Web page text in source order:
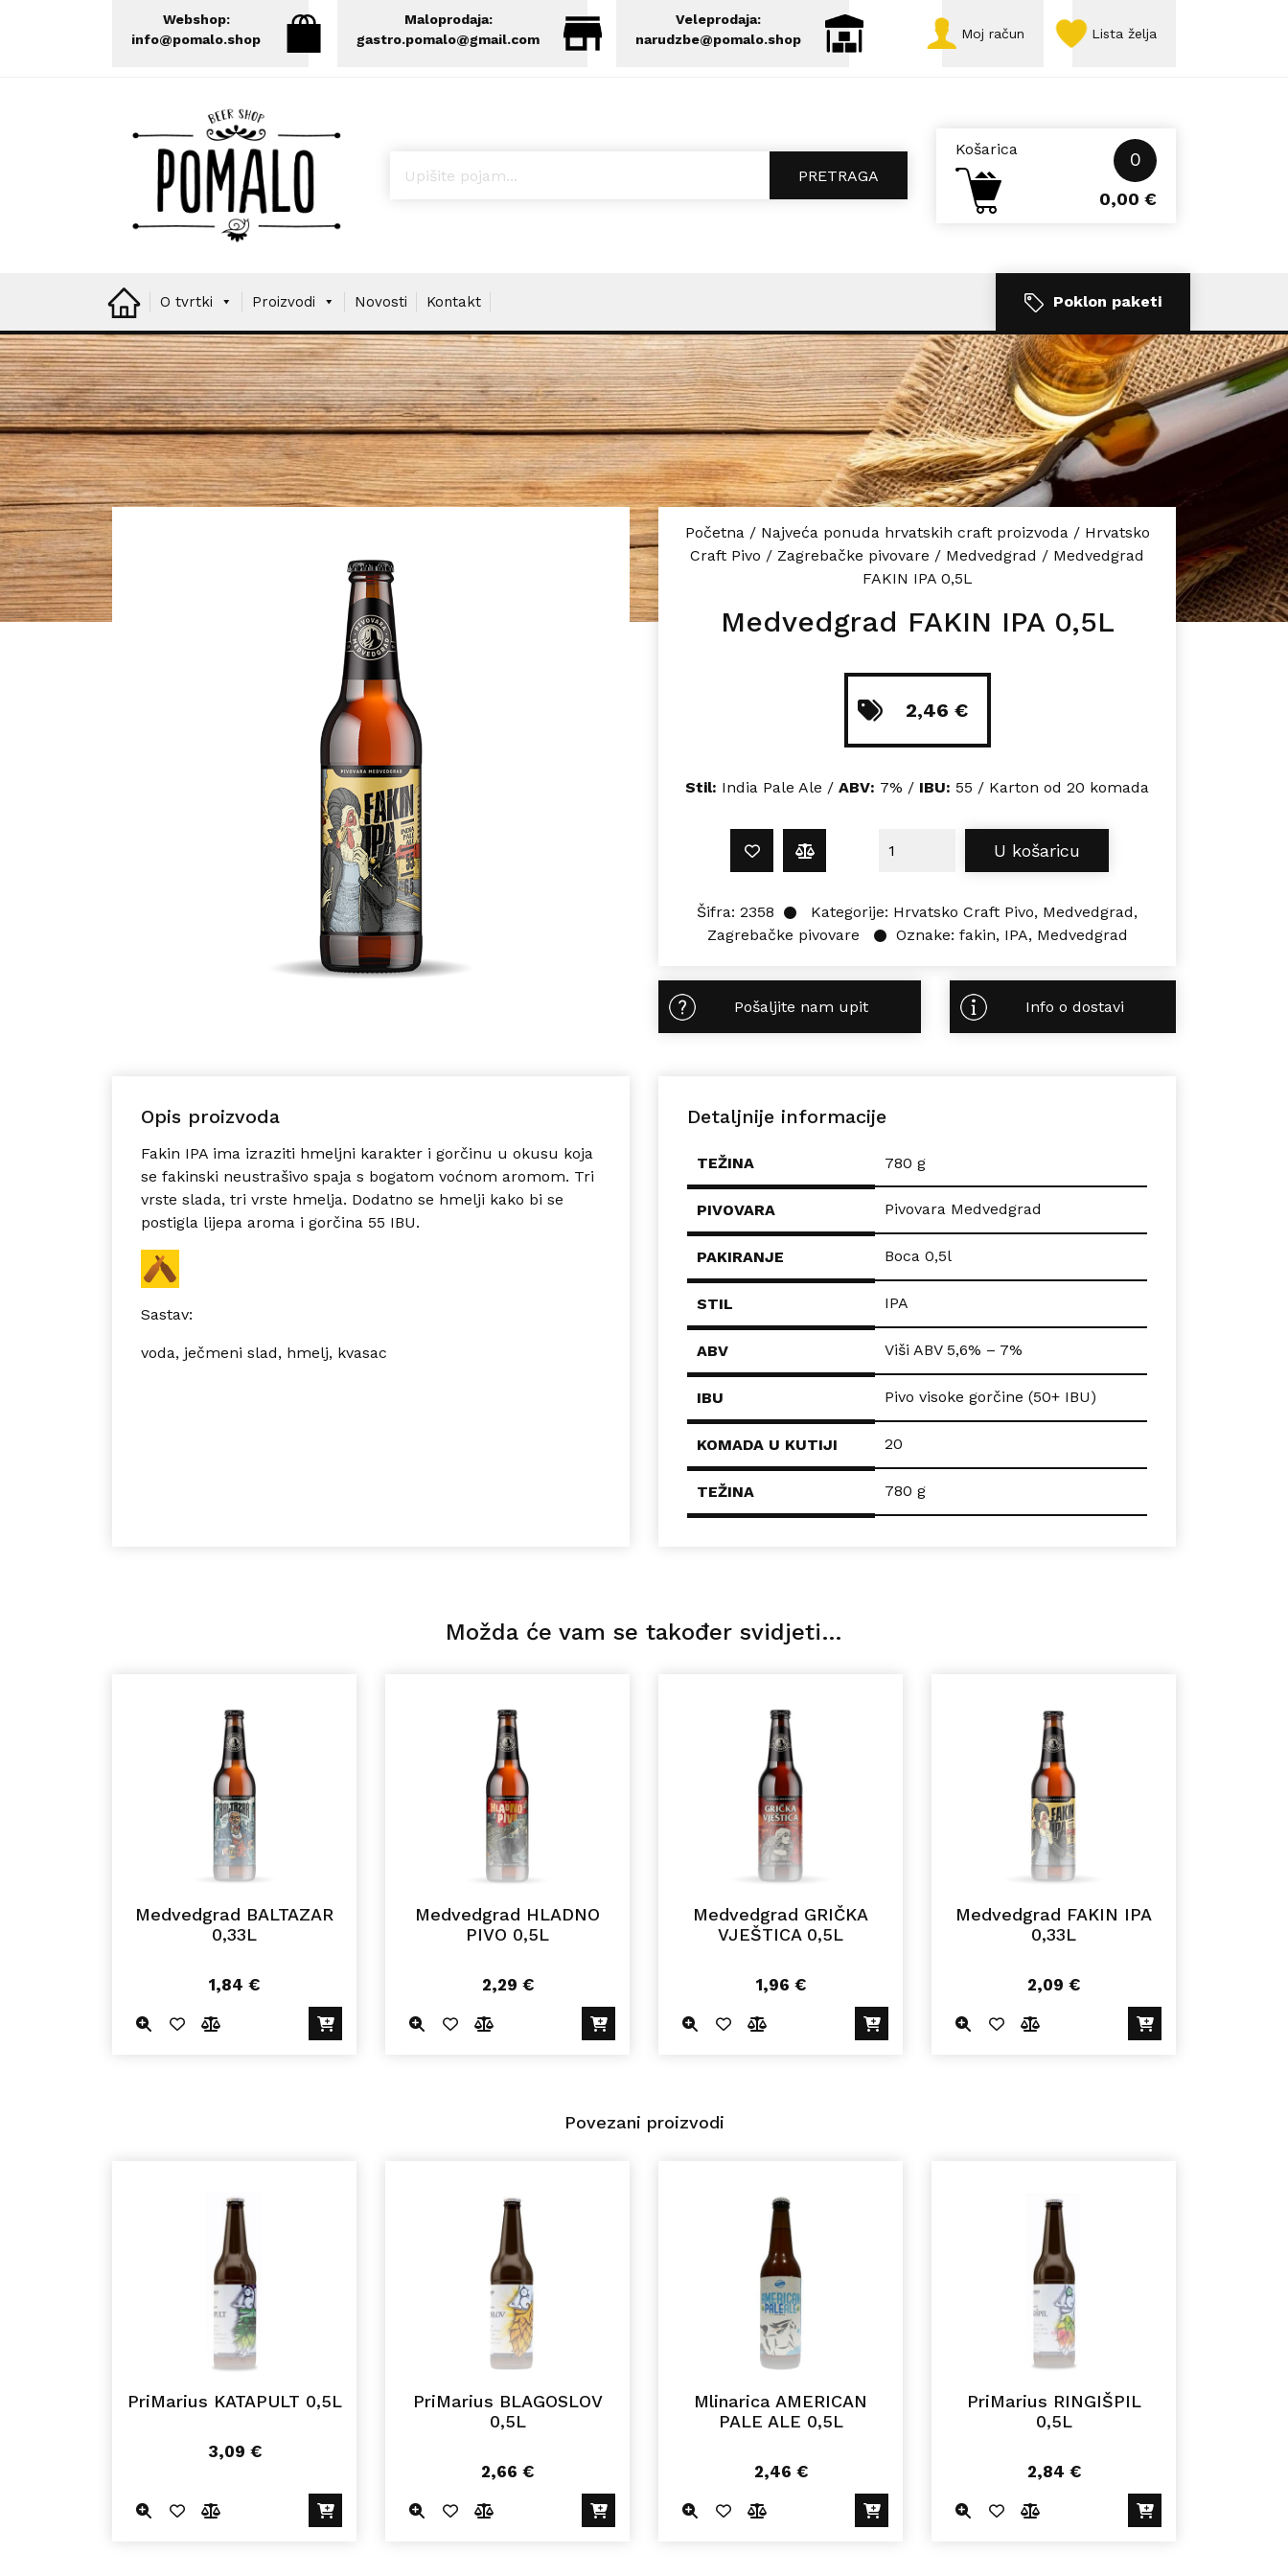
Webshop:
info@pomalo.shop
Maloprodaja:
gastro.pomalo@gmail.com
Veleprodaja:
narudzbe@pomalo.shop
Moj račun Lista želja
PRETRAGA
Košarica 0
0,00 €
O tvrtki Proizvodi Novosti Kontakt Poklon paketi
Početna/ Najveća ponuda hrvatskih craft proizvoda/ Hrvatsko
Craft Pivo / Zagrebačke pivovare / Medvedgrad / Medvedgrad
FAKIN IPA 0,5L
Medvedgrad FAKIN IPA 0,5L
2,46 €
Stil: India Pale Ale / ABV: 7% / IBU: 55 / Karton od 20 komada
Medvedgrad FAKIN IPA 0,5L količina
U košaricu
Šifra: 2358 Kategorije: Hrvatsko Craft Pivo, Medvedgrad,
Zagrebačke pivovare
Oznake: fakin, IPA, Medvedgrad
Pošaljite nam upit Info o dostavi
Opis proizvoda
Fakin IPA ima izraziti hmeljni karakter i gorčinu u okusu koja
se fakinski neustrašivo spaja s bogatom voćnom aromom. Tri
vrste slada, tri vrste hmelja. Dodatno se hmelji kako bi se
postigla lijepa aroma i gorčina 55 IBU.
Sastav:
voda, ječmeni slad, hmelj, kvasac
Detaljnije informacije
TEŽINA 780 g
PIVOVARA Pivovara Medvedgrad
PAKIRANJE Boca 0,5l
STIL IPA
ABV Viši ABV 5,6% – 7%
IBU Pivo visoke gorčine (50+ IBU)
KOMADA U KUTIJI 20
TEŽINA 780 g
Možda će vam se također svidjeti…
Medvedgrad BALTAZAR
0,33L
1,84 €
Medvedgrad HLADNO
PIVO 0,5L
2,29 €
Medvedgrad GRIČKA
VJEŠTICA 0,5L
1,96 €
Medvedgrad FAKIN IPA
0,33L
2,09 €
Povezani proizvodi
PriMarius KATAPULT 0,5L
3,09 €
PriMarius BLAGOSLOV
0,5L
2,66 €
Mlinarica AMERICAN
PALE ALE 0,5L
2,46 €
PriMarius RINGIŠPIL
0,5L
2,84 €